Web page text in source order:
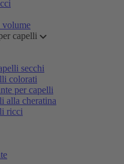
volume
capelli
secchi
colorati
per capelli
alla cheratina
ricci